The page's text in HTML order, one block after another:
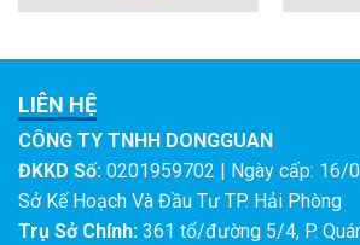
LIÊN HỆ
CÔNG TY TNHH DONGGUAN
ĐKKD Số: 0201959702 | Ngày cấp: 16/
Sở Kế Hoạch Và Đầu Tư TP. Hải Phòng
Trụ Sở Chính: 361 tổ/đường 5/4, P.